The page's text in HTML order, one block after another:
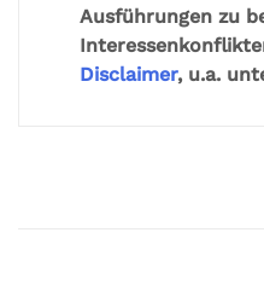
Ausführungen zu
Disclaimer, u.a.